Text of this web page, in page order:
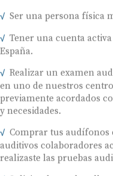
Ser una persona física
Tener una cuenta
España.
Realizar un examen
en uno de nuestros
previamente acordados
y necesidades.
Comprar tus audífonos
auditivos colaboradores
realizaste las pruebas